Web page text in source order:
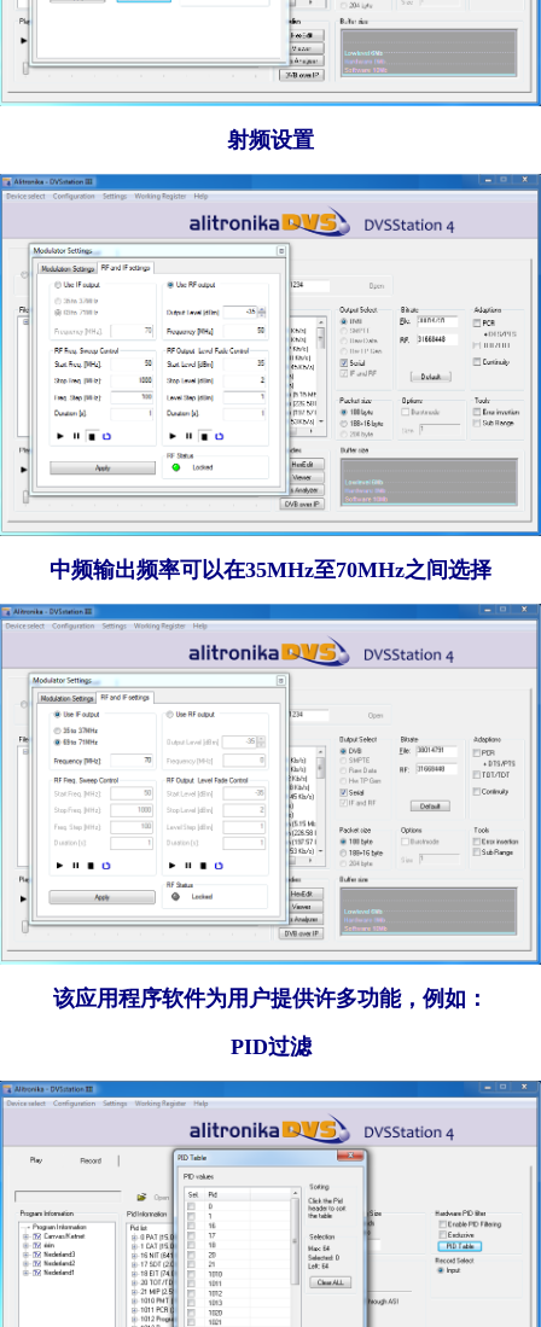
射频设置
中频输出频率可以在35MHz至70MHz之间选择
该应用程序软件为用户提供许多功能，例如：
PID过滤